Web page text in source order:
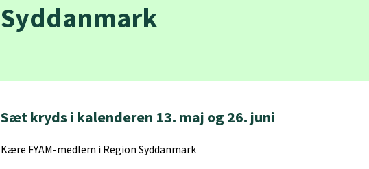
Syddanmark
Sæt kryds i kalenderen 13. maj og 26. juni
Kære FYAM-medlem i Region Syddanmark